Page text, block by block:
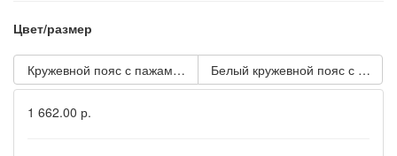
Цвет/размер
Кружевной пояс с пажами для чулок и трусики Deborah
Белый кружевной пояс с
1 662.00 р.